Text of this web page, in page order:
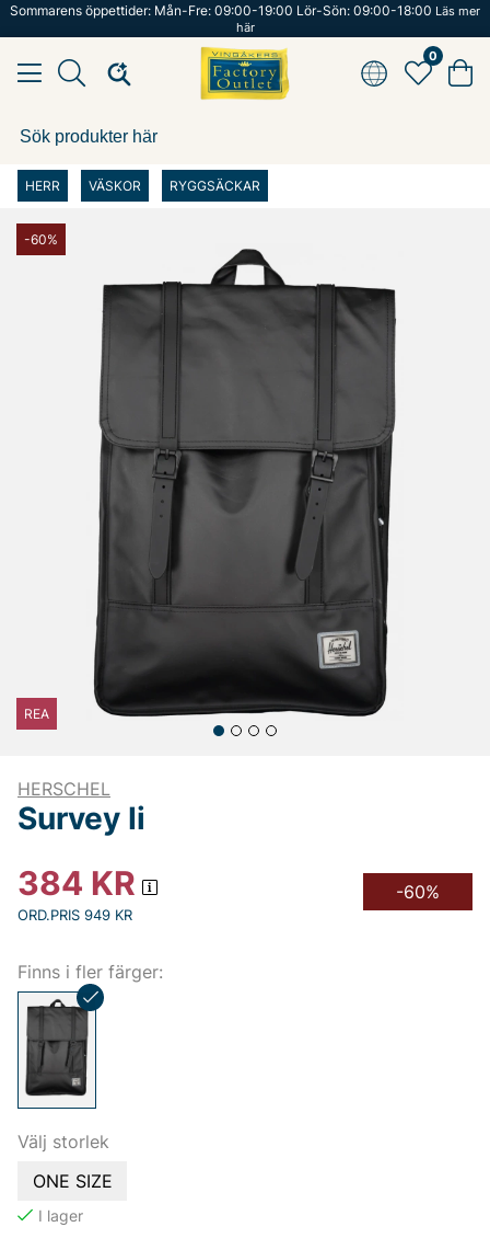
Sommarens öppettider: Mån-Fre: 09:00-19:00 Lör-Sön: 09:00-18:00 Läs mer
här
0
HERR VÄSKOR RYGGSÄCKAR
-60%
REA
HERSCHEL
Survey Ii
384 KR
ORD.PRIS 949 KR
-60%
Finns i fler färger:
Välj storlek
ONE SIZE